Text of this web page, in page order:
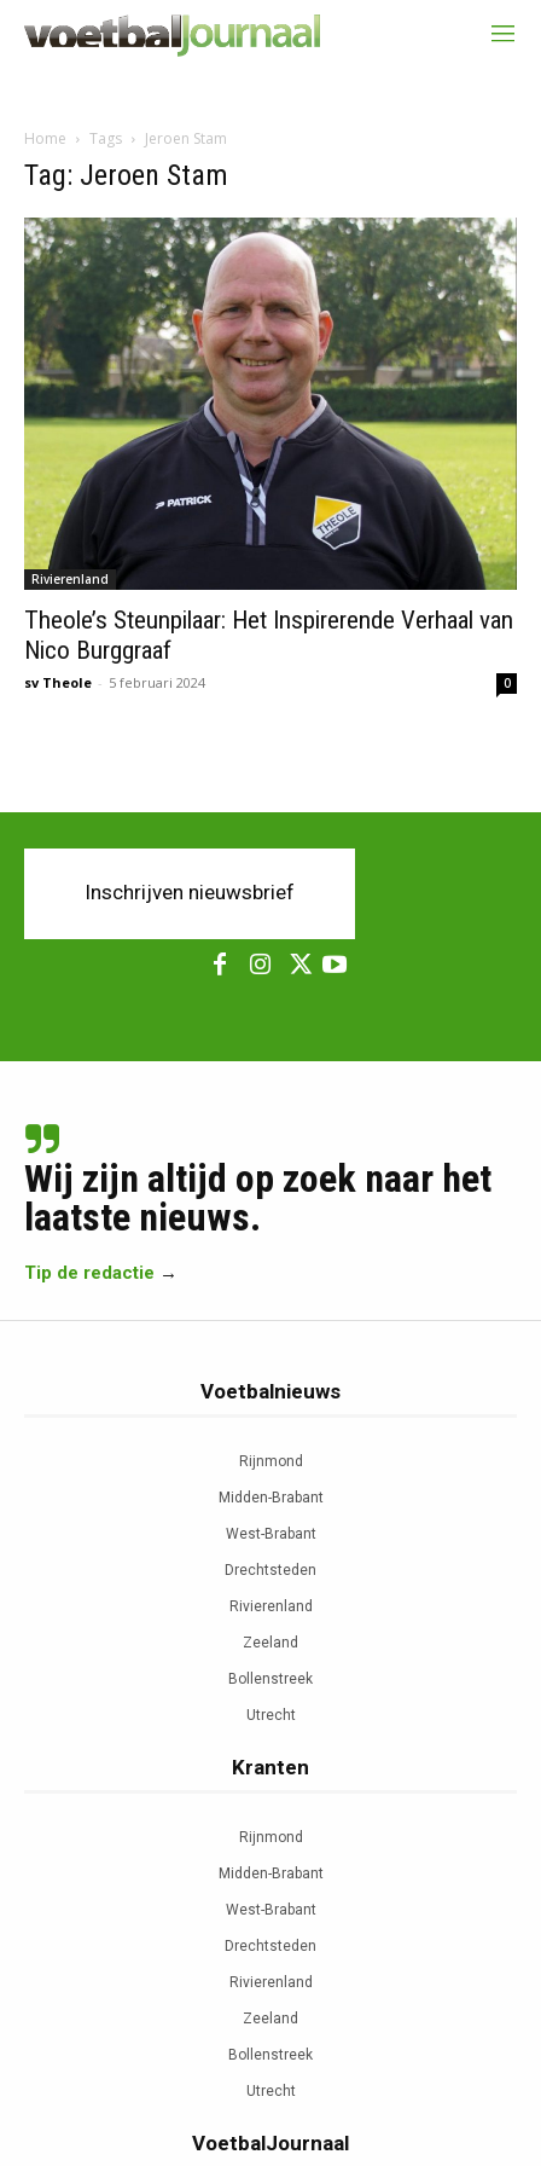
Home Tags Jeroen Stam
Tag: Jeroen Stam
Rivierenland
Theole’s Steunpilaar: Het Inspirerende Verhaal van
Nico Burggraaf
sv Theole - 5 februari 2024 0
Inschrijven nieuwsbrief
Wij zijn altijd op zoek naar het
laatste nieuws.
Tip de redactie →
Voetbalnieuws
Rijnmond
Midden-Brabant
West-Brabant
Drechtsteden
Rivierenland
Zeeland
Bollenstreek
Utrecht
Kranten
Rijnmond
Midden-Brabant
West-Brabant
Drechtsteden
Rivierenland
Zeeland
Bollenstreek
Utrecht
VoetbalJournaal